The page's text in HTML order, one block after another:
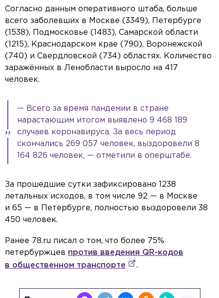
Согласно данным оперативного штаба, больше
всего заболевших в Москве (3349), Петербурге
(1538), Подмосковье (1483), Самарской области
(1215), Краснодарском крае (790), Воронежской
(740) и Свердловской (734) областях. Количество
заражённых в Ленобласти выросло на 417
человек.
— Всего за время пандемии в стране
нарастающим итогом выявлено 9 468 189
случаев коронавируса. За весь период
скончались 269 057 человек, выздоровели 8
164 826 человек, — отметили в оперштабе.
За прошедшие сутки зафиксировано 1238
летальных исходов, в том числе 92 — в Москве
и 65 — в Петербурге, полностью выздоровели 38
450 человек.
Ранее 78.ru писал о том, что более 75%
петербуржцев против введения QR-кодов
в общественном транспорте
.